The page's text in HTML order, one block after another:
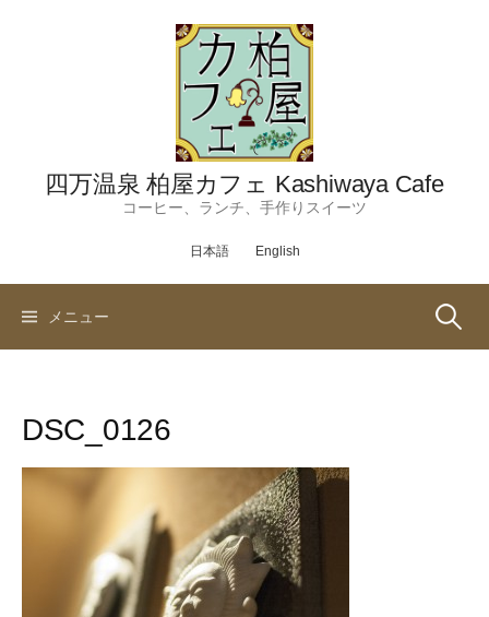
四万温泉 柏屋カフェ Kashiwaya Cafe
コーヒー、ランチ、手作りスイーツ
日本語 English
メニュー 検
DSC_0126